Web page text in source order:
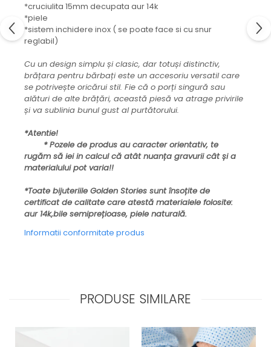
*cruciulita 15mm decupata aur 14k
*piele
*sistem inchidere inox ( se poate face si cu snur
reglabil)
Cu un design simplu și clasic, dar totuși distinctiv,
brățara pentru bărbați este un accesoriu versatil care
se potrivește oricărui stil. Fie că o porți singură sau
alături de alte brățări, această piesă va atrage privirile
și va sublinia bunul gust al purtătorului.
*Atentie!
* Pozele de produs au caracter orientativ, te
rugăm să iei in calcul că atât nuanța gravurii cât și a
materialului pot varia!!
*Toate bijuteriile Golden Stories sunt însoțite de
certificat de calitate care atestă materialele folosite:
aur 14k,bile semiprețioase, piele naturală.
Informatii conformitate produs
PRODUSE SIMILARE